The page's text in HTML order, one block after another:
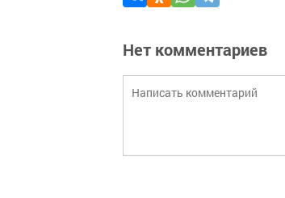
Нет комментариев